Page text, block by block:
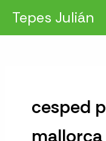
contenido
Tepes Julián
cesped
mallorca